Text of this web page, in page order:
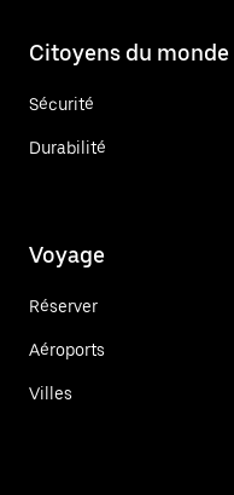
Citoyens du monde
Sécurité
Durabilité
Voyage
Réserver
Aéroports
Villes